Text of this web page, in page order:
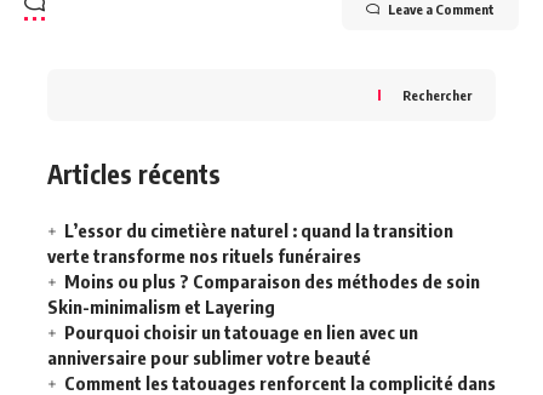
Leave a Comment
Rechercher
Articles récents
L’essor du cimetière naturel : quand la transition
verte transforme nos rituels funéraires
Moins ou plus ? Comparaison des méthodes de soin
Skin-minimalism et Layering
Pourquoi choisir un tatouage en lien avec un
anniversaire pour sublimer votre beauté
Comment les tatouages renforcent la complicité dans